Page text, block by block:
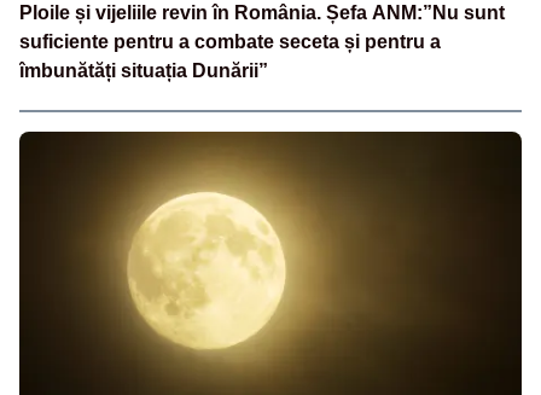
Ploile și vijeliile revin în România. Șefa ANM:”Nu sunt
suficiente pentru a combate seceta și pentru a
îmbunătăți situația Dunării”